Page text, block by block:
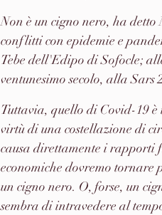
Non è un cigno nero, ha
conflitti con epidemie e
Tebe dell'Edipo di Sofocle;
ventunesimo secolo, alla
Tuttavia, quello di Covid-19
virtù di una costellazione di
causa direttamente i rapporti
economiche dovremo tornare
un cigno nero. O, forse, un
sembra di intravedere al